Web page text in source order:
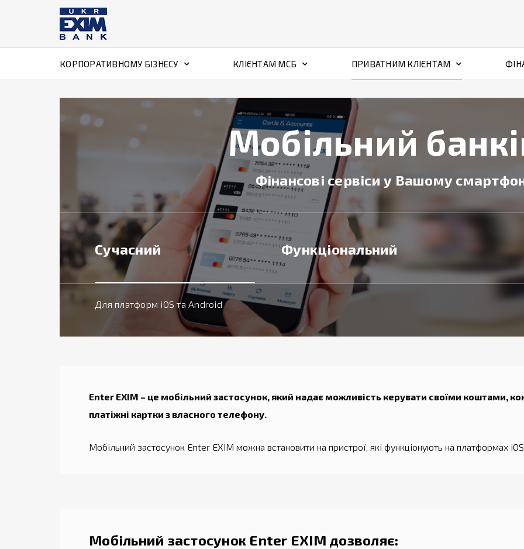
КОРПОРАТИВНОМУ БІЗНЕСУ КЛІЄНТАМ МСБ ПРИВАТНИМ КЛІЄНТАМ
Мобільний
Фінансові сервіси у Вашому
Сучасний Функціональний
Для платформ iOS та Android
Enter EXIM – це мобільний застосунок, який надає можливість керувати своїми коштами,
платіжні картки з власного телефону.
Мобільний застосунок Enter EXIM можна встановити на пристрої, які функціонують на платформах
Мобільний застосунок Enter EXIM дозволяє: